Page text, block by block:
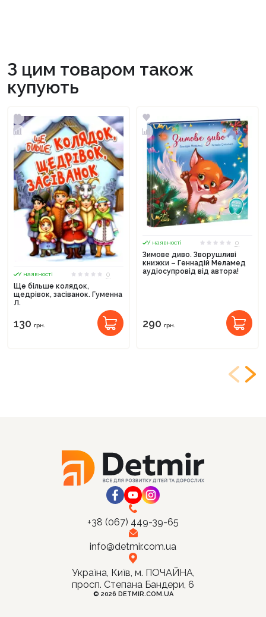
З цим товаром також
купують
У наявності
0
Ще більше колядок,
щедрівок, засіванок. Гуменна
Л.
130 грн.
У наявності
0
Зимове диво. Зворушливі
книжки – Геннадій Меламед
аудіосупровід від автора!
290 грн.
+38 (067) 449-39-65
info@detmir.com.ua
Україна, Київ, м. ПОЧАЙНА,
просп. Степана Бандери, 6
© 2026 DETMIR.COM.UA